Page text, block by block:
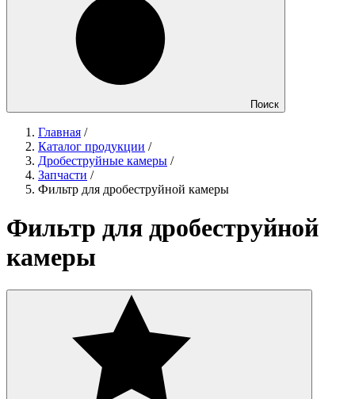
Поиск
Главная /
Каталог продукции /
Дробеструйные камеры /
Запчасти /
Фильтр для дробеструйной камеры
Фильтр для дробеструйной
камеры